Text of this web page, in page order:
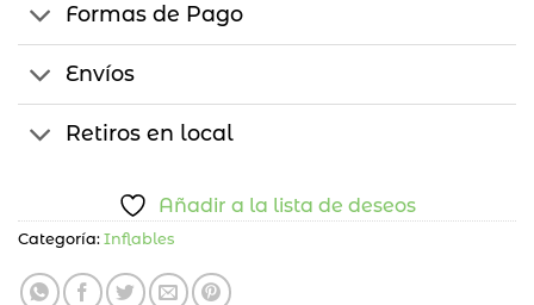
Formas de Pago
Envíos
Retiros en local
Añadir a la lista de deseos
Categoría: Inflables